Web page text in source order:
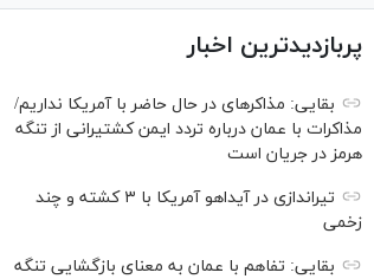
پربازدیدترین اخبار
بقایی: مذاکره‎ای در حال حاضر با آمریکا نداریم/
مذاکرات با عمان درباره تردد ایمن کشتیرانی از تنگه
هرمز در جریان است
تیراندازی در آیداهو آمریکا با ۳ کشته و چند
زخمی
بقایی: تفاهم با عمان به معنای بازگشایی تنگه